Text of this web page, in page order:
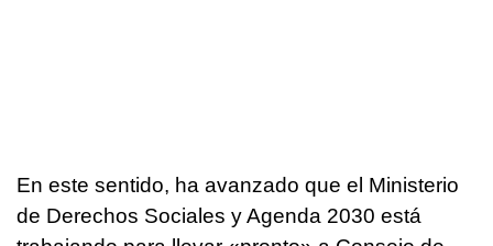
En este sentido, ha avanzado que el Ministerio
de Derechos Sociales y Agenda 2030 está